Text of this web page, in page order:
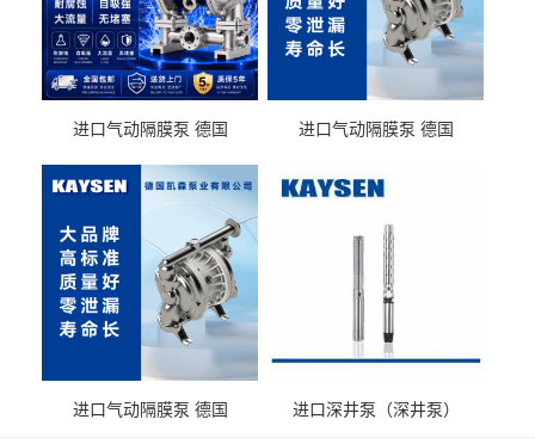
进口气动隔膜泵 德国
送气动泵
进口气动隔膜泵 德国
输送
进口气动隔膜泵 德国
进口深井泵（深井泵）